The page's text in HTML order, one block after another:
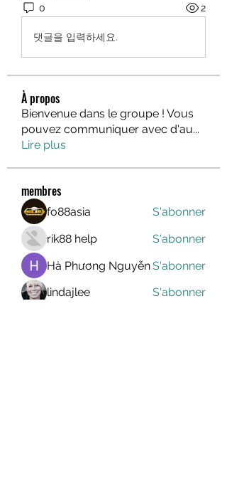
0 2
댓글을 입력하세요.
À propos
Bienvenue dans le groupe ! Vous
pouvez communiquer avec d'au...
Lire plus
membres
fo88asia
S'abonner
rik88 help
S'abonner
Hà Phương NguyễnS'abonner
lindajlee
S'abonner